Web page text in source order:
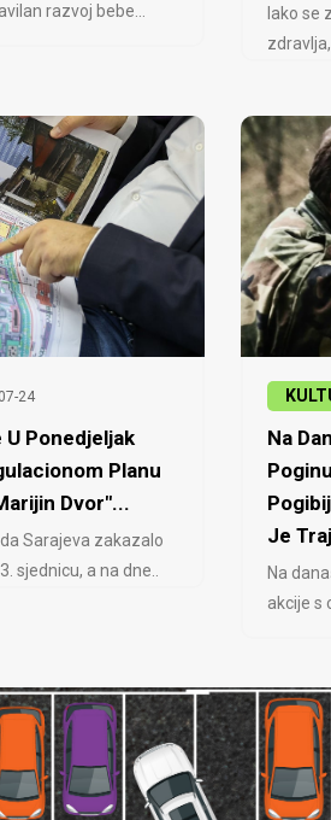
razvoj bebe...
Iako se
24
U Ponedjeljak
Planu
Dvor"...
Sarajeva zakazalo
sjednicu, a na dne..
Na
Je
Na
akcije s